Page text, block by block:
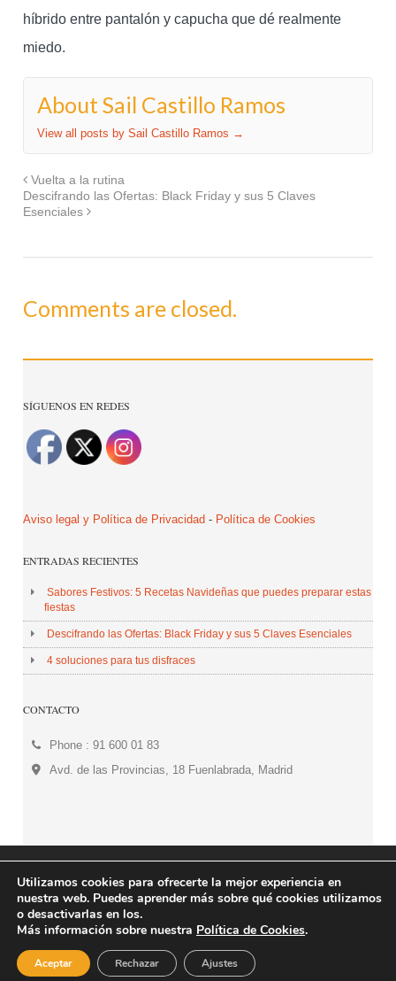
híbrido entre pantalón y capucha que dé realmente
miedo.
About Sail Castillo Ramos
View all posts by Sail Castillo Ramos →
Vuelta a la rutina
Descifrando las Ofertas: Black Friday y sus 5 Claves
Esenciales
Comments are closed.
SÍGUENOS EN REDES
Aviso legal y Política de Privacidad - Política de Cookies
ENTRADAS RECIENTES
Sabores Festivos: 5 Recetas Navideñas que puedes preparar estas
fiestas
Descifrando las Ofertas: Black Friday y sus 5 Claves Esenciales
4 soluciones para tus disfraces
CONTACTO
Phone : 91 600 01 83
Avd. de las Provincias, 18 Fuenlabrada, Madrid
© 2026 Centro Comercial Plaza de las Provincias. All
Rights Reserved.
Powered by Wordpress. Designed by Dahz
Utilizamos cookies para ofrecerte la mejor experiencia en
nuestra web. Puedes aprender más sobre qué cookies utilizamos
o desactivarlas en los.
Más información sobre nuestra Política de Cookies.
Aceptar Rechazar Ajustes